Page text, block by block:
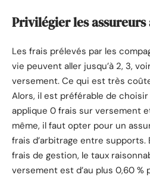
Privilégier les assureurs
Les frais prélevés par les
vie peuvent aller jusqu’à 2, 3,
versement. Ce qui est très
Alors, il est préférable de
applique 0 frais sur versement
même, il faut opter pour un
frais d’arbitrage entre supports.
frais de gestion, le taux
versement est d’au plus 0,60 %